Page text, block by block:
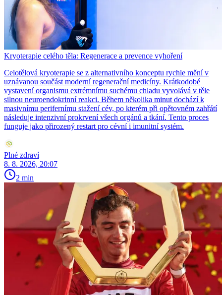
Kryoterapie celého těla: Regenerace a prevence vyhoření
Celotělová kryoterapie se z alternativního konceptu rychle mění v
uznávanou součást moderní regenerační medicíny. Krátkodobé
vystavení organismu extrémnímu suchému chladu vyvolává v těle
silnou neuroendokrinní reakci. Během několika minut dochází k
masivnímu perifernímu stažení cév, po kterém při opětovném zahřátí
následuje intenzivní prokrvení všech orgánů a tkání. Tento proces
funguje jako přirozený restart pro cévní i imunitní systém.
Plné zdraví
8. 8. 2026, 20:07
2 min